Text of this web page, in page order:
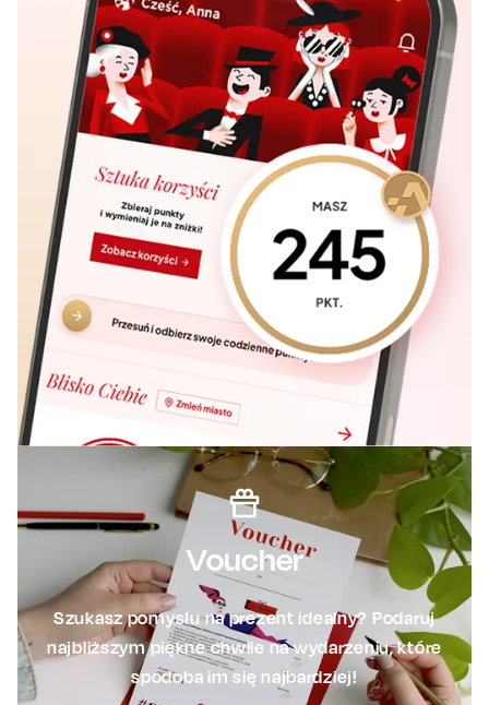
Voucher
Szukasz pomysłu na prezent idealny? Podaruj
najbliższym piękne chwile na wydarzeniu, które
spodoba im się najbardziej!